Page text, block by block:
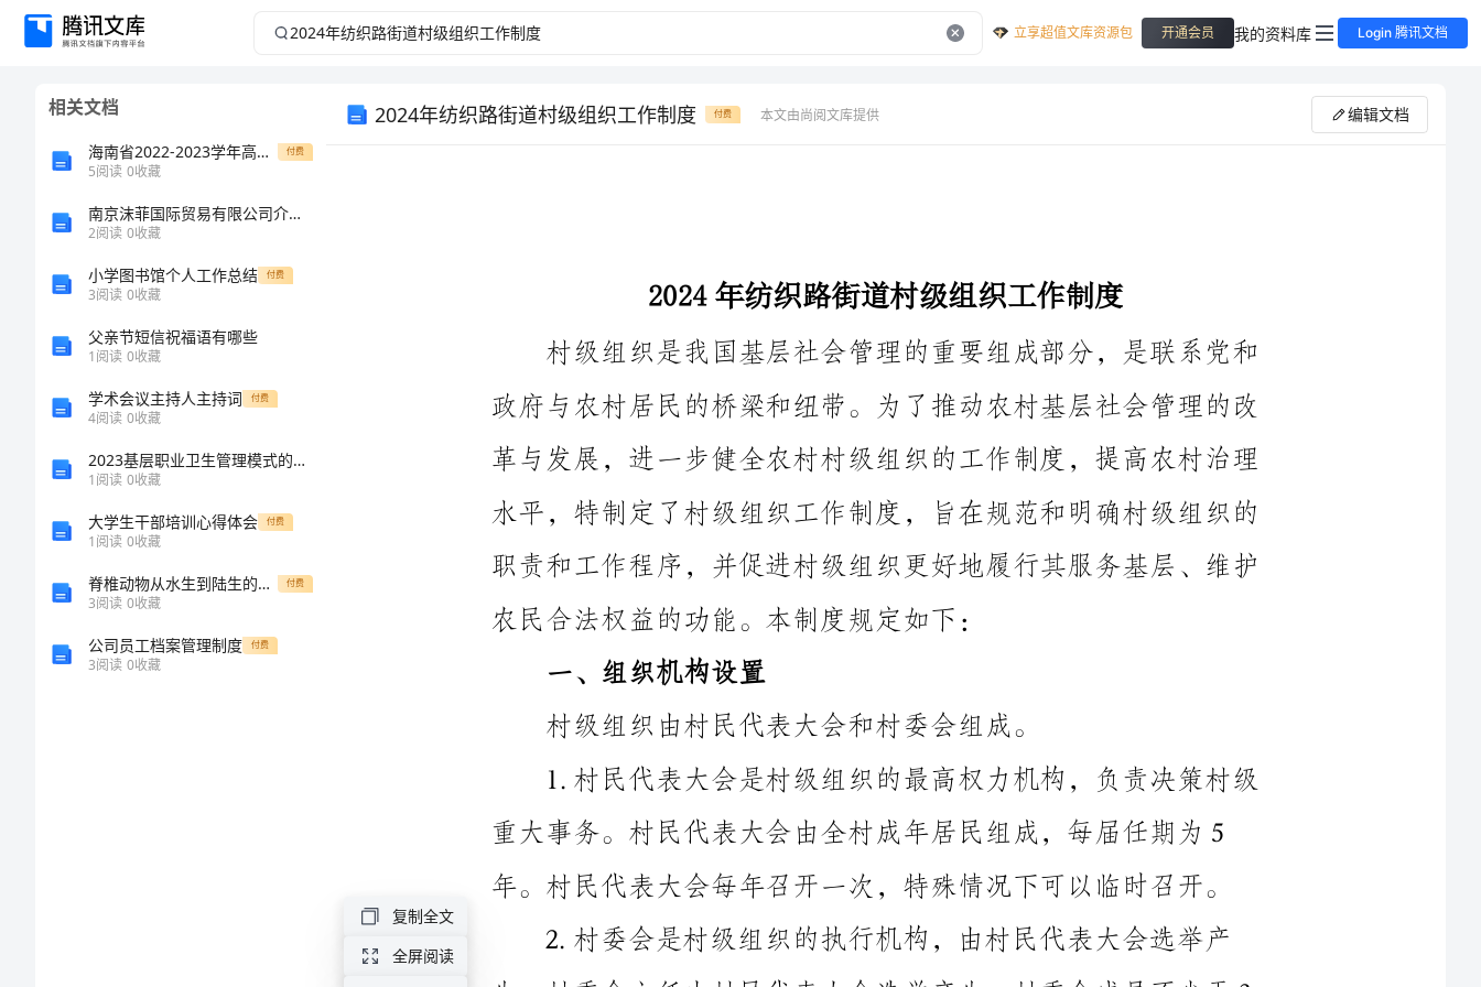
2024
立享超值文库资源包 开通会员 我的资料库 Login 腾讯文档
相关文档
海南省2022-2023学年高一上学期期末学业水平诊断（一）英语试卷（不含音频） 付费
5阅读 0收藏
南京沫菲国际贸易有限公司介绍企业发展分析报告
2阅读 0收藏
小学图书馆个人工作总结 付费
3阅读 0收藏
父亲节短信祝福语有哪些
1阅读 0收藏
学术会议主持人主持词 付费
4阅读 0收藏
2023基层职业卫生管理模式的探讨有关范文10篇
1阅读 0收藏
大学生干部培训心得体会 付费
1阅读 0收藏
脊椎动物从水生到陆生的演化 付费
3阅读 0收藏
公司员工档案管理制度 付费
3阅读 0收藏
2024年纺织路街道村级组织工作制度 付费 本文由尚阅文库提供 编辑文档
村级组织行使管理职能。
二、职责和工作程序
村级组织是我国基层社会管理的重要组成部分，是联系党和
革与发展，进一步健全农村村级组织的工作制度，提高农村治理
水平，特制定了村级组织工作制度，旨在规范和明确村级组织的
职责和工作程序，并促进村级组织更好地履行其服务基层、维护
农民合法权益的功能。本制度规定如下：
村级组织由村民代表大会和村委会组成。
年。村民代表大会每年召开一次，特殊情况下可以临时召开。
生。村委会主任由村民代表大会选举产生，村委会成员不少于3
人。村委会在村民代表大会指导下，负责具体的日常工作，代表
复制全文
全屏阅读